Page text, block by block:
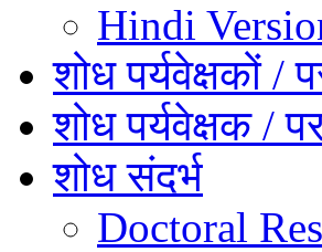
Hindi
शोध पर्यवेक्षकों /
शोध पर्यवेक्षक /
शोध संदर्भ
Doctoral